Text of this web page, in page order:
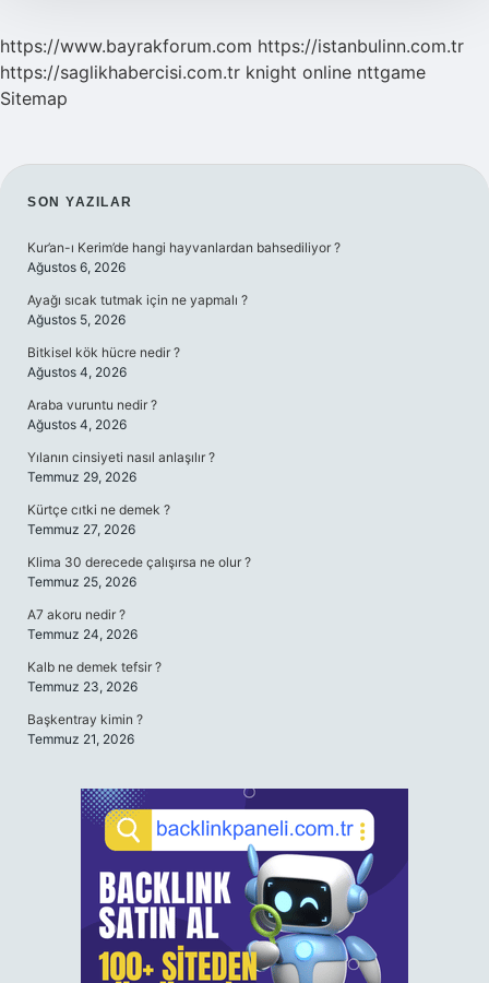
https://www.bayrakforum.com https://istanbulinn.com.tr
https://saglikhabercisi.com.tr knight online nttgame
Sitemap
SIDEBAR
SON YAZILAR
Kur’an-ı Kerim’de hangi hayvanlardan bahsediliyor ?
Ağustos 6, 2026
Ayağı sıcak tutmak için ne yapmalı ?
Ağustos 5, 2026
Bitkisel kök hücre nedir ?
Ağustos 4, 2026
Araba vuruntu nedir ?
Ağustos 4, 2026
Yılanın cinsiyeti nasıl anlaşılır ?
Temmuz 29, 2026
Kürtçe cıtki ne demek ?
Temmuz 27, 2026
Klima 30 derecede çalışırsa ne olur ?
Temmuz 25, 2026
A7 akoru nedir ?
Temmuz 24, 2026
Kalb ne demek tefsir ?
Temmuz 23, 2026
Başkentray kimin ?
Temmuz 21, 2026